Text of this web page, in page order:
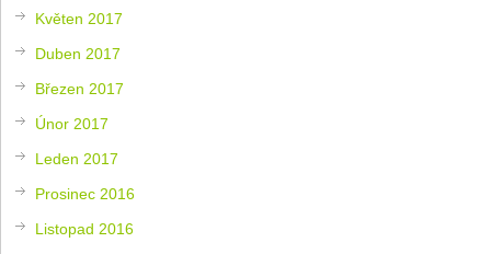
Květen 2017
Duben 2017
Březen 2017
Únor 2017
Leden 2017
Prosinec 2016
Listopad 2016